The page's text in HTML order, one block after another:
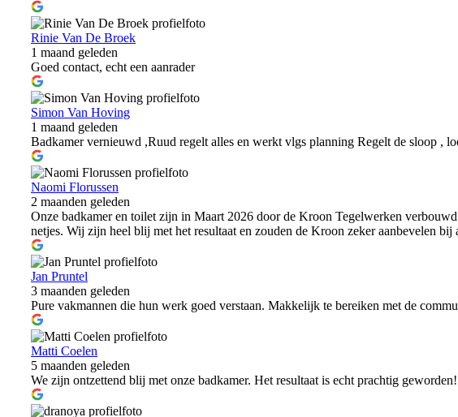
Rinie Van De Broek
1 maand geleden
Goed contact, echt een aanrader
Simon Van Hoving
1 maand geleden
Badkamer vernieuwd ,Ruud regelt alles en werkt vlgs planning Regelt de sloop ,
Naomi Florussen
2 maanden geleden
Onze badkamer en toilet zijn in Maart 2026 door de Kroon Tegelwerken
netjes. Wij zijn heel blij met het resultaat en zouden de Kroon zeker aanbevelen bij
Jan Pruntel
3 maanden geleden
Pure vakmannen die hun werk goed verstaan. Makkelijk te bereiken met de
Matti Coelen
5 maanden geleden
We zijn ontzettend blij met onze badkamer. Het resultaat is echt prachtig